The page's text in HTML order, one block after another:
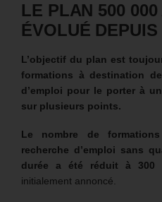
LE PLAN 500
ÉVOLUÉ
L’objectif du plan est
formations à destination
d’emploi pour le porter à
sur plusieurs points.
Le nombre de
recherche d’emploi sans
durée a été réduit à 300
initialement annoncé.